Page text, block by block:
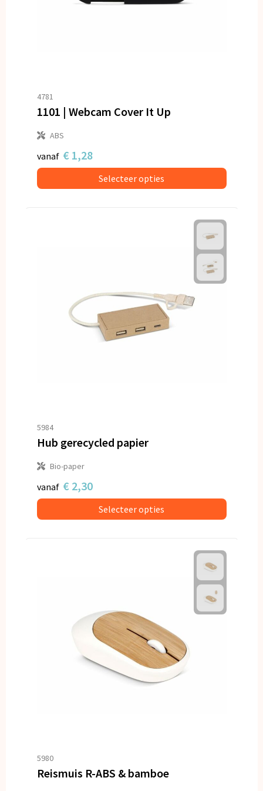
4781
1101 | Webcam Cover It Up
ABS
vanaf € 1,28
Selecteer opties
5984
Hub gerecycled papier
Bio-paper
vanaf € 2,30
Selecteer opties
5980
Reismuis R-ABS & bamboe